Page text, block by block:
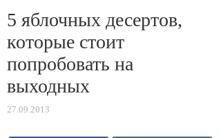
5 яблочных десертов,
которые стоит
попробовать на
выходных
27.09.2013